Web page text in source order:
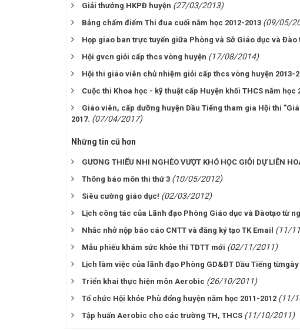
Giải thưởng HKPĐ huyện (27/03/2013)
Bảng chấm điểm Thi đua cuối năm học 2012-2013 (09/05/
Họp giao ban trực tuyến giữa Phòng và Sở Giáo dục và Đào
Hội gvcn giỏi cấp thcs vòng huyện (17/08/2014)
Hội thi giáo viên chủ nhiệm giỏi cấp thcs vòng huyện 2013-
Cuộc thi Khoa học - kỹ thuật cấp Huyện khối THCS năm học
Giáo viên, cấp dưỡng huyện Dầu Tiếng tham gia Hội thi
2017. (07/04/2017)
Những tin cũ hơn
GƯƠNG THIẾU NHI NGHÈO VƯỢT KHÓ HỌC GIỎI DỰ LIÊN
Thông báo môn thi thứ 3 (10/05/2012)
Siêu cường giáo dục! (02/03/2012)
Lịch công tác của Lãnh đạo Phòng Giáo dục và Đàotạo từ
Nhắc nhở nộp báo cáo CNTT và đăng ký tạo TK Email (11/
Mẫu phiếu khám sức khỏe thi TDTT mới (02/11/2011)
Lịch làm việc của lãnh đạo Phòng GD&ĐT Dầu Tiếng từngày
Triển khai thực hiện môn Aerobic (26/10/2011)
Tổ chức Hội khỏe Phù đổng huyện năm học 2011-2012 (11/
Tập huấn Aerobic cho các trường TH, THCS (11/10/2011)